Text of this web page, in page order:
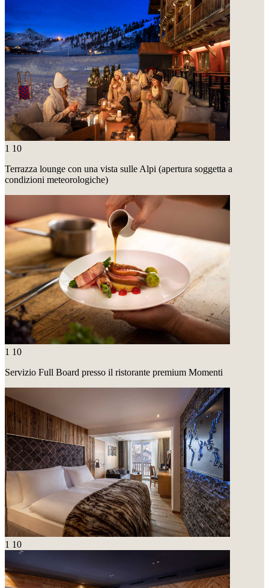
1 10
Terrazza lounge con una vista sulle Alpi (apertura soggetta a
condizioni meteorologiche)
1 10
Servizio Full Board presso il ristorante premium Momenti
1 10